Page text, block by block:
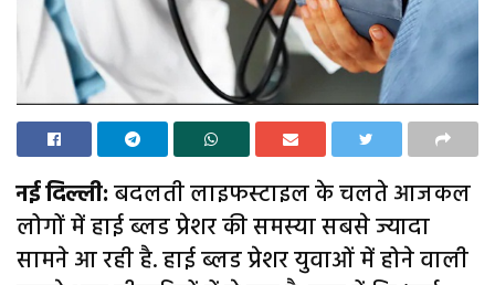
नई दिल्ली:बदलती लाइफस्टाइल के चलते आजकल
लोगों में हाई ब्लड प्रेशर की समस्या सबसे ज्यादा
सामने आ रही है. हाई ब्लड प्रेशर युवाओं में होने वाली